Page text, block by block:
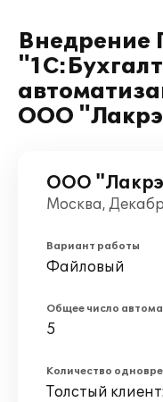
Внедрение
ООО
ООО
Москва,
Вариант работы
Файловый
Общее число
5
Количество
Толстый